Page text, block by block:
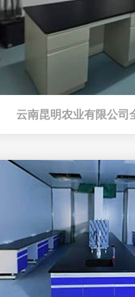
云南昆明农业有限公司